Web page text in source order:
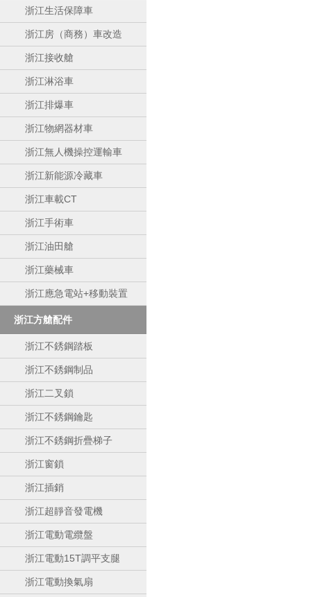
浙江生活保障車
浙江房（商務）車改造
浙江接收艙
浙江淋浴車
浙江排爆車
浙江物網器材車
浙江無人機操控運輸車
浙江新能源冷藏車
浙江車載CT
浙江手術車
浙江油田艙
浙江藥械車
浙江應急電站+移動裝置
浙江方艙配件
浙江不銹鋼踏板
浙江不銹鋼制品
浙江二叉鎖
浙江不銹鋼鑰匙
浙江不銹鋼折疊梯子
浙江窗鎖
浙江插銷
浙江超靜音發電機
浙江電動電纜盤
浙江電動15T調平支腿
浙江電動換氣扇